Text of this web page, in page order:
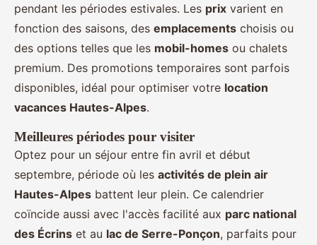
pendant les périodes estivales. Les prix varient en
fonction des saisons, des emplacements choisis ou
des options telles que les mobil-homes ou chalets
premium. Des promotions temporaires sont parfois
disponibles, idéal pour optimiser votre location
vacances Hautes-Alpes.
Meilleures périodes pour visiter
Optez pour un séjour entre fin avril et début
septembre, période où les activités de plein air
Hautes-Alpes battent leur plein. Ce calendrier
coïncide aussi avec l'accès facilité aux parc national
des Écrins et au lac de Serre-Ponçon, parfaits pour